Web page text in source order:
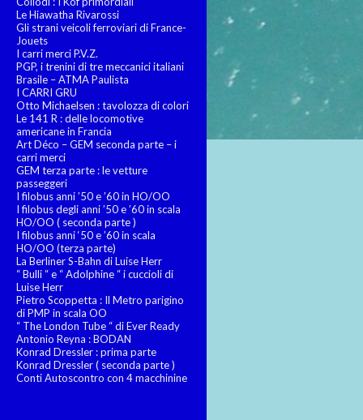
Le Hiawatha Rivarossi
Gli strani veicoli ferroviari di France-
Jouets
I carri merci P.V.Z.
PGP, i trenini di tre meccanici italiani
Brasile – ATMA Paulista
I CARRI GRU
Otto Michaelsen : tavolozza di colori
Le 141 R : delle locomotive
americane in Francia
Art Déco – GEM seconda parte – i
carri merci
GEM terza parte : le vetture
passeggeri
I filobus anni ’50 e ’60 in HO/OO
I filobus degli anni ’50 e ’60 in scala
HO/OO ( seconda parte )
I filobus anni ‘50 e ’60 in scala
HO/OO (terza parte)
La Berliner S-Bahn di Luise Herr
“ Bulli “ e “ Adolphine “ i cuccioli di
Luise Herr
Pietro Scoppetta : Il Metro parigino
di PMP in scala OO
“ The London Tube “ di Ever Ready
Antonio Reyna : BODAN
Konrad Dressler : prima parte
Konrad Dressler ( seconda parte )
Conti Autoscontro con 4 macchinine